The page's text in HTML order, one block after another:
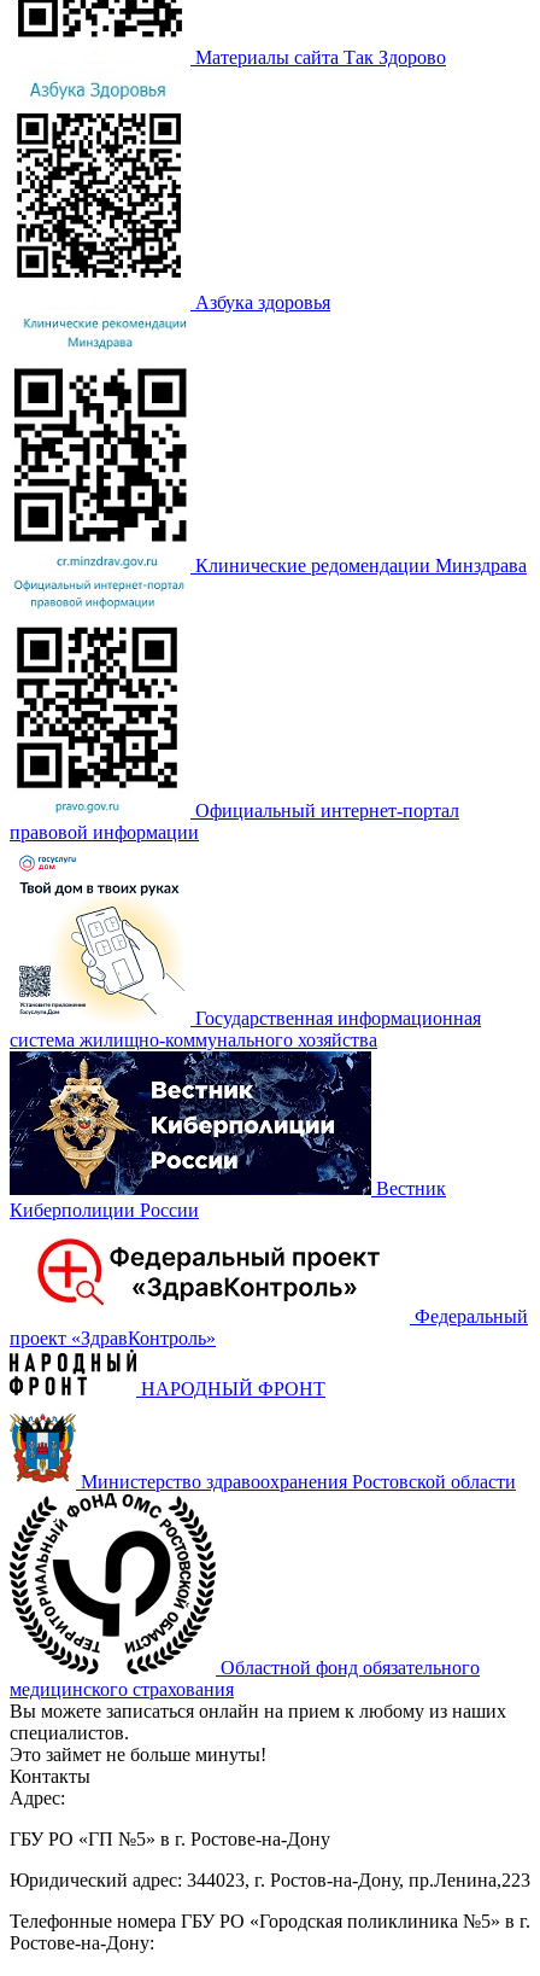
Материалы сайта Так Здорово
Азбука здоровья
Клинические редомендации Минздрава
Официальный интернет-портал
правовой информации
Государственная информационная
система жилищно-коммунального хозяйства
Вестник
Киберполиции России
Федеральный
проект «‎ЗдравКонтроль»
НАРОДНЫЙ ФРОНТ
Министерство здравоохранения Ростовской области
Областной фонд обязательного
медицинского страхования
Вы можете записаться онлайн на прием к любому из наших
специалистов.
Это займет не больше минуты!
Контакты
Адрес:
ГБУ РО «ГП №5» в г. Ростове-на-Дону
Юридический адрес: 344023, г. Ростов-на-Дону, пр.Ленина,223
Телефонные номера ГБУ РО «Городская поликлиника №5» в г.
Ростове-на-Дону: